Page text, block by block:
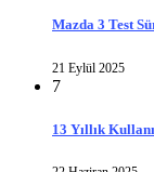
Mazda 3 Test
21 Eylül 2025
7
13 Yıllık